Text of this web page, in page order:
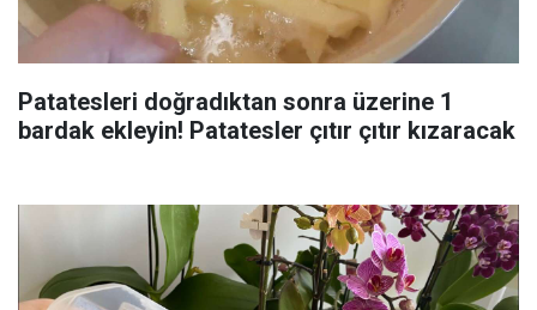
Patatesleri doğradıktan sonra üzerine 1
bardak ekleyin! Patatesler çıtır çıtır kızaracak